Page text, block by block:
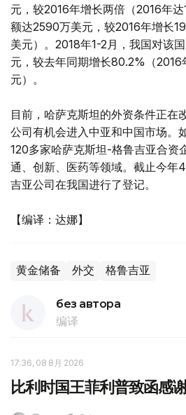
元，较2016年增长两倍（2016年
额达2590万美元，较2016年增长
美元）。2018年1-2月，我国对该
元，较去年同期增长80.2%（
元）。
目前，哈萨克斯坦的外资条件正在
公司有机会进入中亚和中国市场。
120多家哈萨克斯坦-格鲁吉亚合资
通、创新、医药等领域。截止今年
吉亚公司在我国进行了登记。
【编译：达娜】
黄金储备 外交 格鲁吉亚
без автора
编译
17:36, 08 8月 2026
比利时国王菲利普致函感